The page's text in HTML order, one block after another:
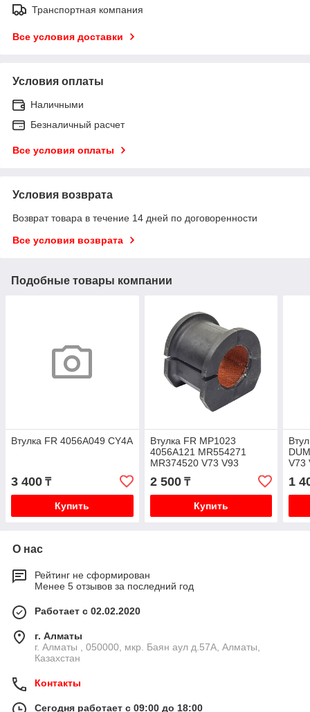
Транспортная компания
Все условия доставки
Условия оплаты
Наличными
Безналичный расчет
Все условия оплаты
Условия возврата
Возврат товара в течение 14 дней по договоренности
Все условия возврата
Подобные товары компании
Втулка FR 4056A049 CY4A
3 400 ₸
Купить
Втулка FR MP1023
4056A121 MR554271
MR374520 V73 V93
2 500₸
Купить
V73
1
О нас
Рейтинг не сформирован
Менее 5 отзывов за последний год
Работает с 02.02.2020
г. Алматы
г. Алматы , 050000, мкр. Баян аул д.57А, Алматы,
Казахстан
Контакты
Сегодня работает с 09:00 до 18:00